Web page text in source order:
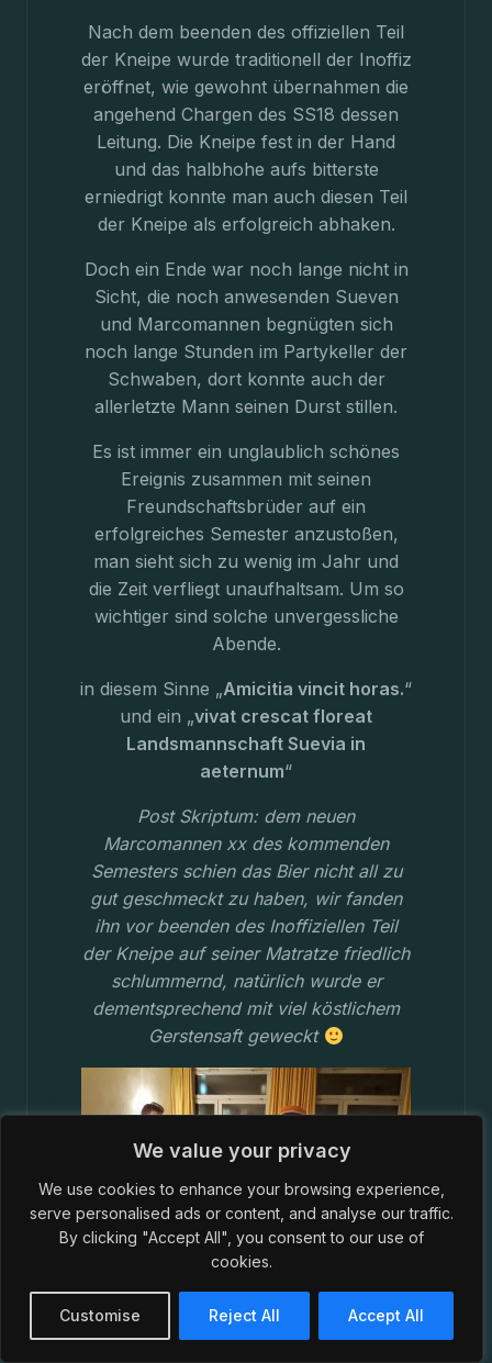
We value your privacy
We use cookies to enhance your browsing experience,
serve personalised ads or content, and analyse our traffic.
By clicking "Accept All", you consent to our use of
cookies.
Customise Reject All Accept All
Nach dem beenden des offiziellen Teil
der Kneipe wurde traditionell der Inoffiz
eröffnet, wie gewohnt übernahmen die
angehend Chargen des SS18 dessen
Leitung. Die Kneipe fest in der Hand
und das halbhohe aufs bitterste
erniedrigt konnte man auch diesen Teil
der Kneipe als erfolgreich abhaken.
Doch ein Ende war noch lange nicht in
Sicht, die noch anwesenden Sueven
und Marcomannen begnügten sich
noch lange Stunden im Partykeller der
Schwaben, dort konnte auch der
allerletzte Mann seinen Durst stillen.
Es ist immer ein unglaublich schönes
Ereignis zusammen mit seinen
Freundschaftsbrüder auf ein
erfolgreiches Semester anzustoßen,
man sieht sich zu wenig im Jahr und
die Zeit verfliegt unaufhaltsam. Um so
wichtiger sind solche unvergessliche
Abende.
in diesem Sinne „Amicitia vincit horas.“
und ein „vivat crescat floreat
Landsmannschaft Suevia in
aeternum“
Post Skriptum: dem neuen
Marcomannen xx des kommenden
Semesters schien das Bier nicht all zu
gut geschmeckt zu haben, wir fanden
ihn vor beenden des Inoffiziellen Teil
der Kneipe auf seiner Matratze friedlich
schlummernd, natürlich wurde er
dementsprechend mit viel köstlichem
Gerstensaft geweckt